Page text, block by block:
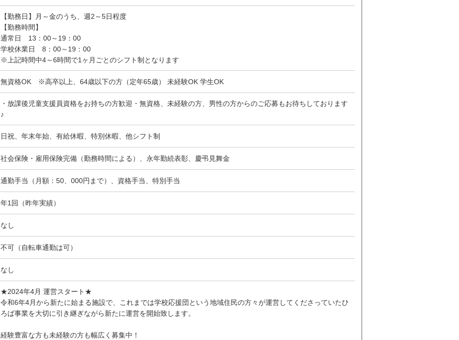
【勤務日】月～金のうち、週2～5日程度
【勤務時間】
通常日 13：00～19：00
学校休業日 8：00～19：00
※上記時間中4～6時間で1ヶ月ごとのシフト制となります
無資格OK ※高卒以上、64歳以下の方（定年65歳） 未経験OK 学生OK
・放課後児童支援員資格をお持ちの方歓迎・無資格、未経験の方、男性の方からのご応募もお待ちしております
♪
日祝、年末年始、有給休暇、特別休暇、他シフト制
社会保険・雇用保険完備（勤務時間による）、永年勤続表彰、慶弔見舞金
通勤手当（月額：50、000円まで）、資格手当、特別手当
年1回（昨年実績）
なし
不可（自転車通勤は可）
なし
★2024年4月 運営スタート★
令和6年4月から新たに始まる施設で、これまでは学校応援団という地域住民の方々が運営してくださっていたひ
ろば事業を大切に引き継ぎながら新たに運営を開始致します。
経験豊富な方も未経験の方も幅広く募集中！